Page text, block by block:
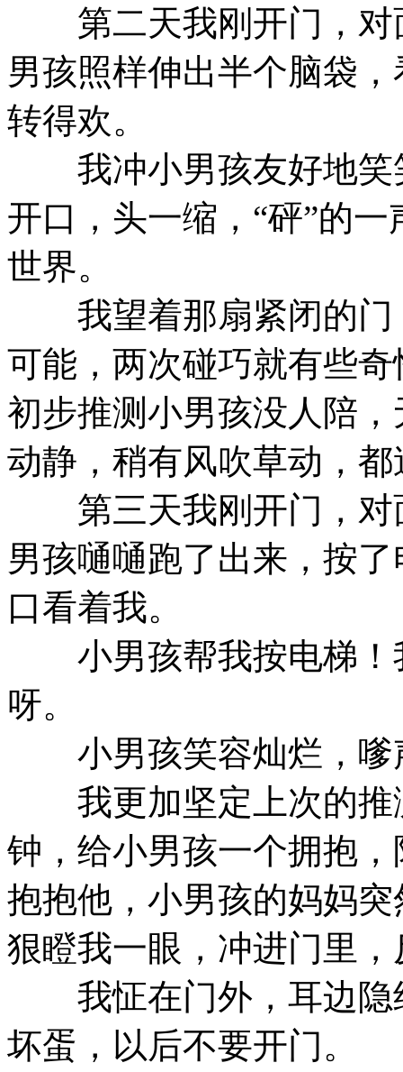
第二天我刚开门，对
男孩照样伸出半个脑袋
转得欢。
我冲小男孩友好地笑
开口，头一缩，“砰”的
世界。
我望着那扇紧闭的门
可能，两次碰巧就有些
初步推测小男孩没人陪
动静，稍有风吹草动，
第三天我刚开门，对
男孩嗵嗵跑了出来，按
口看着我。
小男孩帮我按电梯！
呀。
小男孩笑容灿烂，嗲
我更加坚定上次的推
钟，给小男孩一个拥抱
抱抱他，小男孩的妈妈
狠瞪我一眼，冲进门里
我怔在门外，耳边隐
坏蛋，以后不要开门。